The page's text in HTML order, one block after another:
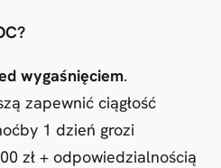
wygaśnięciem.
zapewnić ciągłość
1 dzień grozi
zł + odpowiedzialnością